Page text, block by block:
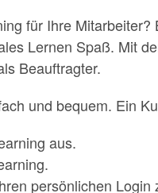
für Ihre
Lernen Spaß. Mit
Beauftragter.
und bequem. Ein
aus.
persönlichen Login